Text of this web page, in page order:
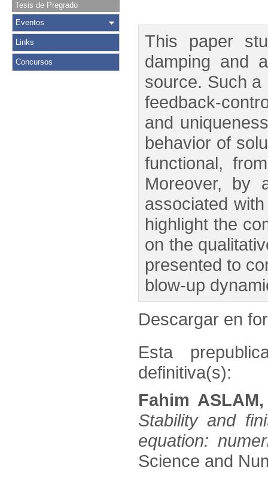
Tesis de Pregrado
Eventos
Links
Concursos
This paper
damping and
source. Such a
feedback-
and
behavior of
functional,
Moreover, by
associated
highlight the
on the
presented to
blow-up
Descargar en
Esta
definitiva(s):
Fahim
Stability and
equation:
Science and